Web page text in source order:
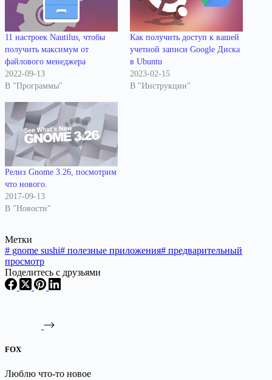
11 настроек Nautilus, чтобы
получить максимум от
файлового менеджера
2022-09-13
В "Программы"
Как получить доступ к вашей
учетной записи Google Диска
в Ubuntu
2023-02-15
В "Инструкции"
Релиз Gnome 3.26, посмотрим
что нового.
2017-09-13
В "Новости"
Метки
# gnome sushi# полезные приложения# предварительный
просмотр
Поделитесь с друзьями
FOX
Люблю что-то новое